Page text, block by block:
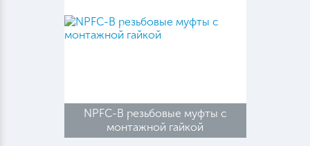
NPFC-B резьбовые муфты с
монтажной гайкой